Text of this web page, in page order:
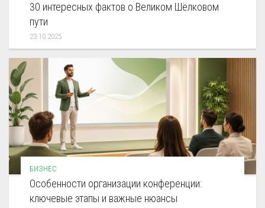
30 интересных фактов о Великом Шёлковом
пути
23.10.2025
БИЗНЕС
Особенности организации конференции:
ключевые этапы и важные нюансы